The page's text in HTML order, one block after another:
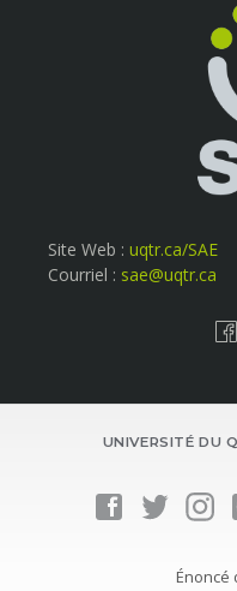
Site Web : uqtr.ca/SAE
Courriel : sae@uqtr.ca
UNIVERSITÉ DU
Énoncé